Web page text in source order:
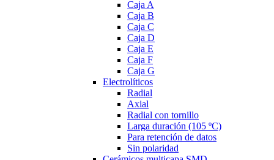
Caja A
Caja B
Caja C
Caja D
Caja E
Caja F
Caja G
Electrolíticos
Radial
Axial
Radial con tornillo
Larga duración (105 ºC)
Para retención de datos
Sin polaridad